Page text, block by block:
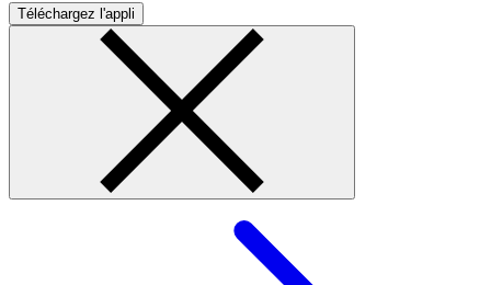
Téléchargez l'appli